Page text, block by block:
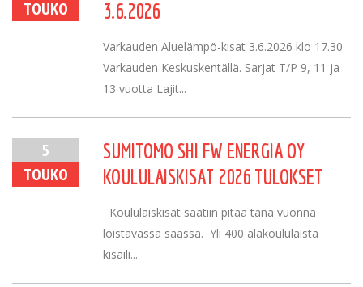
TOUKO
3.6.2026
Varkauden Aluelämpö-kisat 3.6.2026 klo 17.30
Varkauden Keskuskentällä. Sarjat T/P 9, 11 ja
13 vuotta Lajit...
5
TOUKO
SUMITOMO SHI FW ENERGIA OY
KOULULAISKISAT 2026 TULOKSET
Koululaiskisat saatiin pitää tänä vuonna
loistavassa säässä. Yli 400 alakoululaista
kisaili...